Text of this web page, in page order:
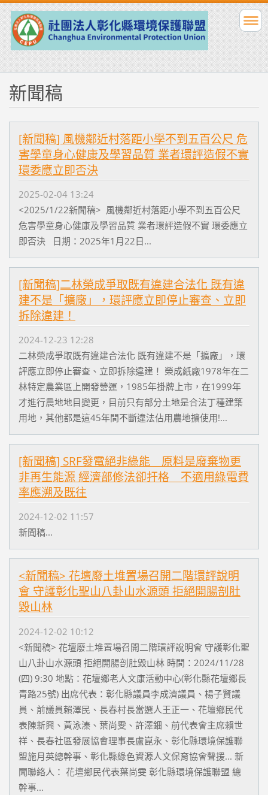
新聞稿
[新聞稿] 風機鄰近村落距小學不到五百公尺 危
害學童身心健康及學習品質 業者環評造假不實
環委應立即否決
2025-02-04 13:24
<2025/1/22新聞稿> 風機鄰近村落距小學不到五百公尺
危害學童身心健康及學習品質 業者環評造假不實 環委應立
即否決 日期：2025年1月22日...
[新聞稿]二林榮成爭取既有違建合法化 既有違
建不是「擴廠」，環評應立即停止審查、立即
拆除違建！
2024-12-23 12:28
二林榮成爭取既有違建合法化 既有違建不是「擴廠」，環
評應立即停止審查、立即拆除違建！ 榮成紙廠1978年在二
林特定農業區上開發營運，1985年掛牌上市，在1999年
才進行農地地目變更，目前只有部分土地是合法丁種建築
用地，其他都是這45年間不斷違法佔用農地擴使用!...
[新聞稿] SRF發電絕非綠能 原料是廢棄物更
非再生能源 經濟部修法卻扞格 不適用綠電費
率應溯及既往
2024-12-02 11:57
新聞稿...
<新聞稿> 花壇廢土堆置場召開二階環評說明
會 守護彰化聖山八卦山水源頭 拒絕開腸剖肚
毀山林
2024-12-02 10:12
<新聞稿> 花壇廢土堆置場召開二階環評說明會 守護彰化聖
山八卦山水源頭 拒絕開腸剖肚毀山林 時間：2024/11/28
(四) 9:30 地點：花壇鄉老人文康活動中心(彰化縣花壇鄉長
青路25號) 出席代表：彰化縣議員李成濟議員、楊子賢議
員、前議員賴澤民、長春村長當選人王正一、花壇鄉民代
表陳新興、黃泳溱、葉尚雯、許澤鈿、前代表會主席賴世
祥、長春社區發展協會理事長盧崑永、彰化縣環境保護聯
盟施月英總幹事、彰化縣綠色資源人文保育協會聲援... 新
聞聯絡人： 花壇鄉民代表葉尚雯 彰化縣環境保護聯盟 總
幹事...